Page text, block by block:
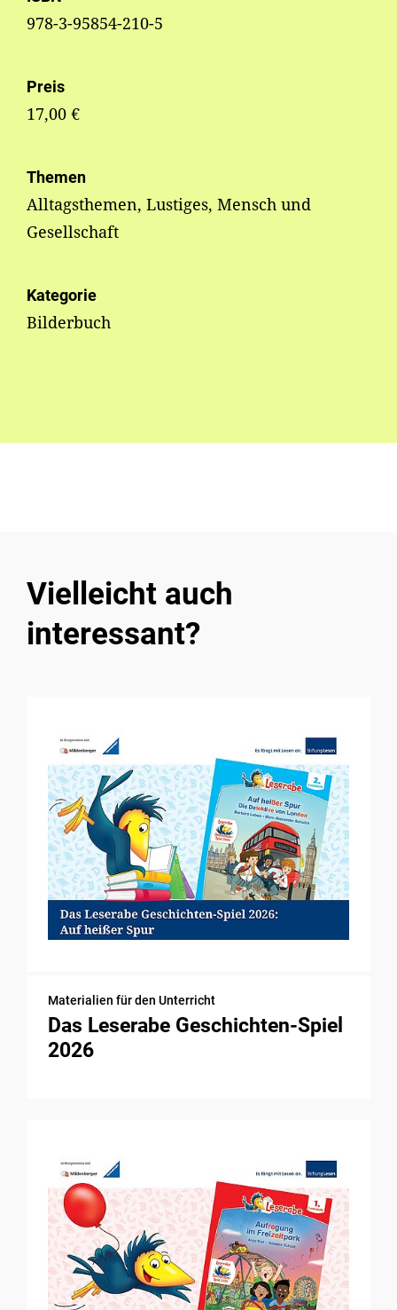
978-3-95854-210-5
Preis
17,00 €
Themen
Alltagsthemen, Lustiges, Mensch und
Gesellschaft
Kategorie
Bilderbuch
Vielleicht auch
interessant?
Materialien für den Unterricht
Das Leserabe Geschichten-Spiel
2026